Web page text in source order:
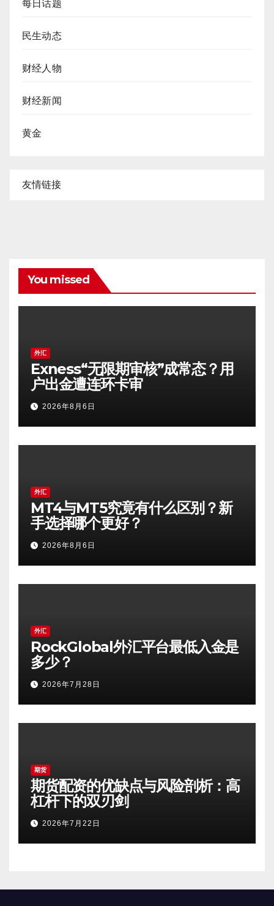
每日话题
民生动态
财经人物
财经新闻
黄金
友情链接
You missed
外汇
Exness“无限期审核”成常态？用
户出金遭连环卡审
2026年8月6日
外汇
MT4与MT5究竟有什么区别？新
手选择哪个更好？
2026年8月6日
外汇
RockGlobal外汇平台最低入金是
多少？
2026年7月28日
期货
期货配资的优缺点与风险剖析：高
杠杆下的双刃剑
2026年7月22日